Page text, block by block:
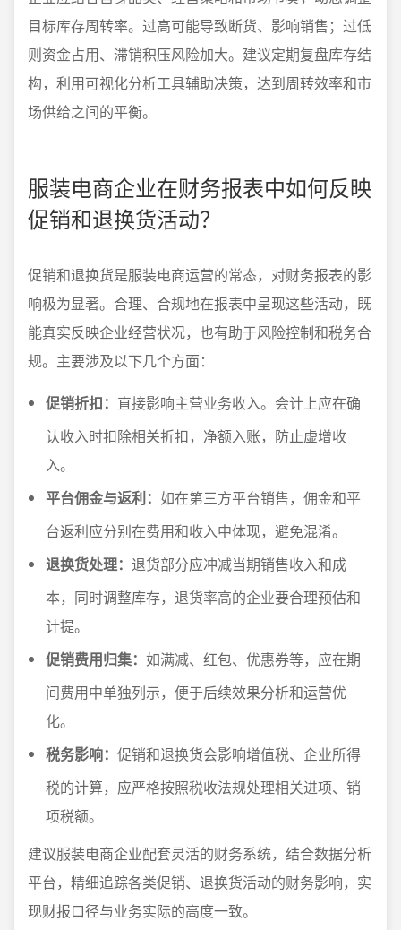
目标库存周转率。过高可能导致断货、影响销售；过低
则资金占用、滞销积压风险加大。建议定期复盘库存结
构，利用可视化分析工具辅助决策，达到周转效率和市
场供给之间的平衡。
服装电商企业在财务报表中如何反映
促销和退换货活动？
促销和退换货是服装电商运营的常态，对财务报表的影
响极为显著。合理、合规地在报表中呈现这些活动，既
能真实反映企业经营状况，也有助于风险控制和税务合
规。主要涉及以下几个方面：
促销折扣： 直接影响主营业务收入。会计上应在确
认收入时扣除相关折扣，净额入账，防止虚增收
入。
平台佣金与返利： 如在第三方平台销售，佣金和平
台返利应分别在费用和收入中体现，避免混淆。
退换货处理： 退货部分应冲减当期销售收入和成
本，同时调整库存，退货率高的企业要合理预估和
计提。
促销费用归集： 如满减、红包、优惠券等，应在期
间费用中单独列示，便于后续效果分析和运营优
化。
税务影响： 促销和退换货会影响增值税、企业所得
税的计算，应严格按照税收法规处理相关进项、销
项税额。
建议服装电商企业配套灵活的财务系统，结合数据分析
平台，精细追踪各类促销、退换货活动的财务影响，实
现财报口径与业务实际的高度一致。